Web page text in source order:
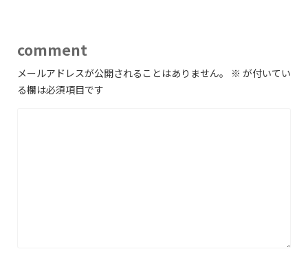
comment
メールアドレスが公開されることはありません。 ※ が付いてい
る欄は必須項目です